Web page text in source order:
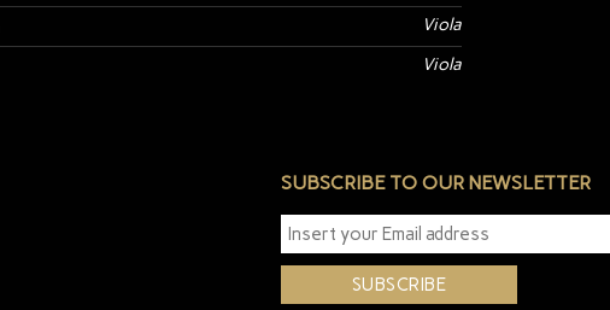
Viola
Viola
SUBSCRIBE TO OUR NEWSLETTER